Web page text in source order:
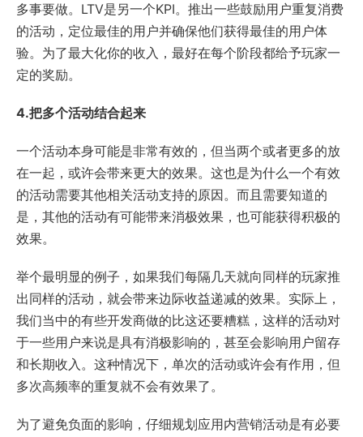
多事要做。LTV是另一个KPI。推出一些鼓励用户重复消费
的活动，定位最佳的用户并确保他们获得最佳的用户体
验。为了最大化你的收入，最好在每个阶段都给予玩家一
定的奖励。
4.把多个活动结合起来
一个活动本身可能是非常有效的，但当两个或者更多的放
在一起，或许会带来更大的效果。这也是为什么一个有效
的活动需要其他相关活动支持的原因。而且需要知道的
是，其他的活动有可能带来消极效果，也可能获得积极的
效果。
举个最明显的例子，如果我们每隔几天就向同样的玩家推
出同样的活动，就会带来边际收益递减的效果。实际上，
我们当中的有些开发商做的比这还要糟糕，这样的活动对
于一些用户来说是具有消极影响的，甚至会影响用户留存
和长期收入。这种情况下，单次的活动或许会有作用，但
多次高频率的重复就不会有效果了。
为了避免负面的影响，仔细规划应用内营销活动是有必要